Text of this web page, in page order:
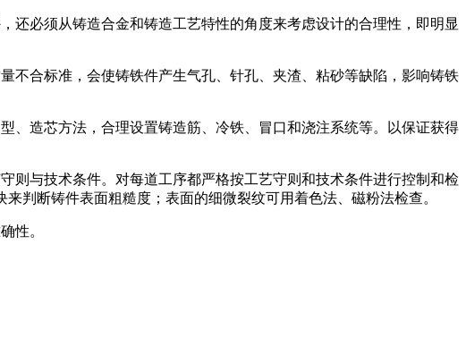
还必须从铸造合金和铸造工艺特性的角度来考虑设计的合理性，即明显
不合标准，会使铸铁件产生气孔、针孔、夹渣、粘砂等缺陷，影响铸铁
、造芯方法，合理设置铸造筋、冷铁、冒口和浇注系统等。以保证获得
则与技术条件。对每道工序都严格按工艺守则和技术条件进行控制和检
判断铸件表面粗糙度；表面的细微裂纹可用着色法、磁粉法检查。
性。